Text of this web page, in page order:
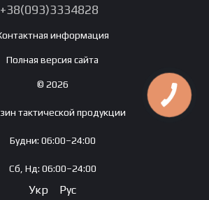
+38(093)3334828
информация
Полная версия сайта
© 2026
тактической продукции
Будни: 06:00–24:00
Сб, Нд: 06:00–24:00
Укр Рус